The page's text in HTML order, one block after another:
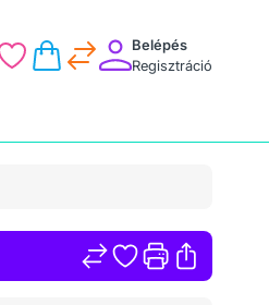
Belépés
Regisztráció